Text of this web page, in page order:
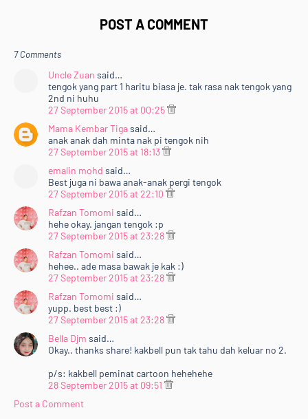
POST A COMMENT
7 Comments
Uncle Zuan said…
tengok yang part 1 haritu biasa je. tak rasa nak tengok yang
2nd ni huhu
27 September 2015 at 00:25
Mama Kembar Tigasaid…
anak anak dah minta nak pi tengok nih
27 September 2015 at 18:13
emalin mohd said…
Best juga ni bawa anak-anak pergi tengok
27 September 2015 at 22:10
Rafzan Tomomi said…
hehe okay. jangan tengok :p
27 September 2015 at 23:28
Rafzan Tomomi said…
hehee.. ade masa bawak je kak :)
27 September 2015 at 23:28
Rafzan Tomomi said…
yupp. best best :)
27 September 2015 at 23:28
Bella Djm said…
Okay.. thanks share! kakbell pun tak tahu dah keluar no 2.
p/s: kakbell peminat cartoon hehehehe
28 September 2015 at 09:51
Post a Comment